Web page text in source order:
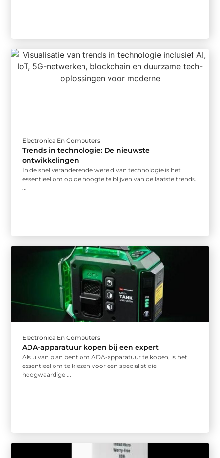
Electronica En Computers
Trends in technologie: De nieuwste
ontwikkelingen
In de snel veranderende wereld van technologie is het
essentieel om op de hoogte te blijven van de laatste trends.
...
Electronica En Computers
ADA-apparatuur kopen bij een expert
Als u van plan bent om ADA-apparatuur te kopen, is het
essentieel om te kiezen voor een specialist die
hoogwaardige ...